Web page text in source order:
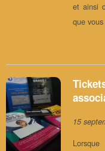
et ainsi
que
15